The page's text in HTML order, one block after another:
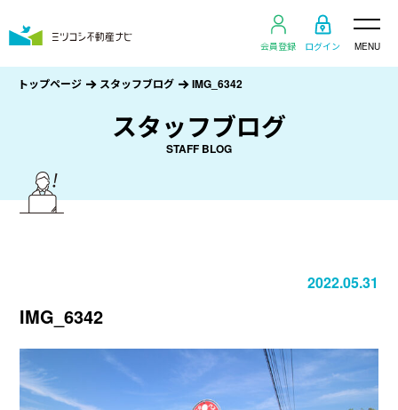
会員登録 ログイン MENU
スタッフブログ
STAFF BLOG
トップページ スタッフブログ IMG_6342
2022.05.31
IMG_6342